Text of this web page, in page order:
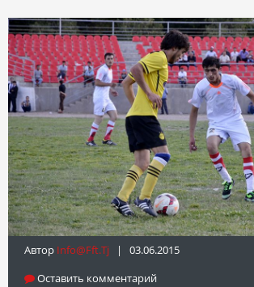
Автор Info@fft.tj | 03.06.2015
Оставить комментарий